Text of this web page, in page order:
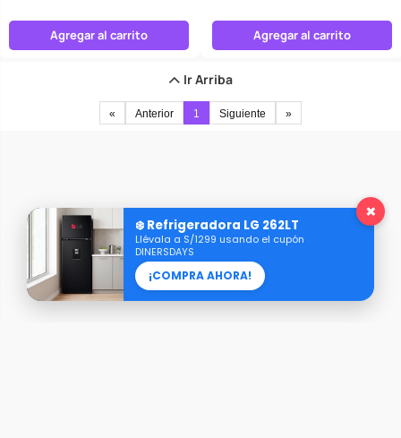
Agregar al carrito Agregar al carrito
Ir Arriba
« Anterior 1 Siguiente »
×
❄️ Refrigeradora LG 262LT
Llévala a S/1299 usando el cupón
DINERSDAYS
¡COMPRA AHORA!